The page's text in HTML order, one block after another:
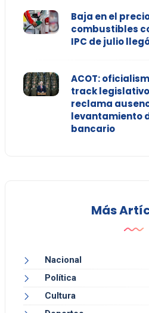
Baja en el
combustibles
IPC de julio
ACOT:
track
reclama
levantamiento
bancario
Más
Nacional
Política
Cultura